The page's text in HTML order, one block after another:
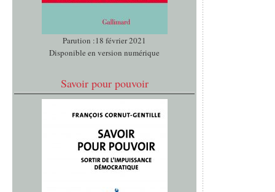
Parution :18 février 2021
Disponible en version numérique
Savoir pour pouvoir